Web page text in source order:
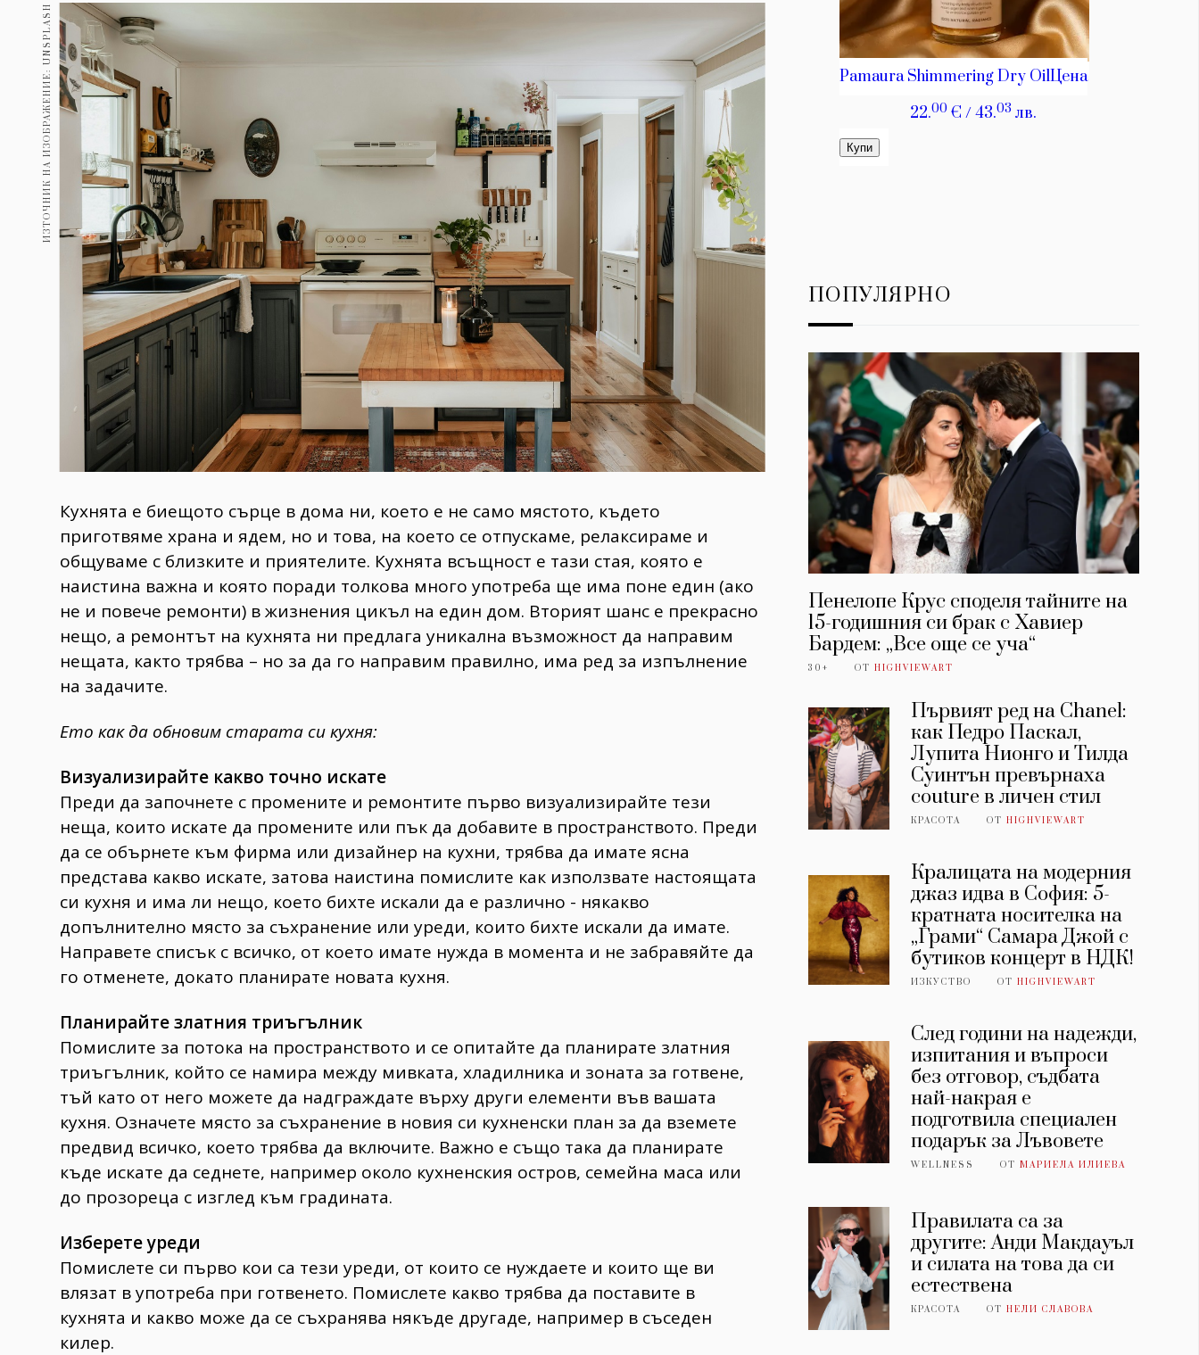
Пътувай 237
Здраве 389
Gentlemen
Wellness 1815
ПОСЛЕДВАЙТЕ
ИЗТОЧНИК НА ИЗОБРАЖЕНИЕ: UNSPLASH
Кухнята е биещото сърце в дома ни, което е не само мястото, където
приготвяме храна и ядем, но и това, на което се отпускаме, релаксираме и
общуваме с близките и приятелите. Кухнята всъщност е тази стая, която е
наистина важна и която поради толкова много употреба ще има поне един (ако
не и повече ремонти) в жизнения цикъл на един дом. Вторият шанс е прекрасно
нещо, а ремонтът на кухнята ни предлага уникална възможност да направим
нещата, както трябва – но за да го направим правилно, има ред за изпълнение
на задачите.
Ето как да обновим старата си кухня:
Визуализирайте какво точно искате
Преди да започнете с промените и ремонтите първо визуализирайте тези
неща, които искате да промените или пък да добавите в пространството. Преди
да се обърнете към фирма или дизайнер на кухни, трябва да имате ясна
представа какво искате, затова наистина помислите как използвате настоящата
си кухня и има ли нещо, което бихте искали да е различно - някакво
допълнително място за съхранение или уреди, които бихте искали да имате.
Направете списък с всичко, от което имате нужда в момента и не забравяйте да
го отменете, докато планирате новата кухня.
Планирайте златния триъгълник
Помислите за потока на пространството и се опитайте да планирате златния
триъгълник, който се намира между мивката, хладилника и зоната за готвене,
тъй като от него можете да надграждате върху други елементи във вашата
кухня. Означете място за съхранение в новия си кухненски план за да вземете
предвид всичко, което трябва да включите. Важно е също така да планирате
къде искате да седнете, например около кухненския остров, семейна маса или
до прозореца с изглед към градината.
Изберете уреди
Помислете си първо кои са тези уреди, от които се нуждаете и които ще ви
влязат в употреба при готвенето. Помислете какво трябва да поставите в
кухнята и какво може да се съхранява някъде другаде, например в съседен
килер.
ПОПУЛЯРНО
Пенелопе Крус споделя тайните на
15-годишния си брак с Хавиер
Бардем: „Все още се уча“
30+ ОТ HIGHVIEWART
Първият ред на Chanel:
как Педро Паскал,
Лупита Нионго и Тилда
Суинтън превърнаха
couture в личен стил
КРАСОТА ОТHIGHVIEWART
Кралицата на модерния
джаз идва в София: 5-
кратната носителка на
„Грами“ Самара Джой с
бутиков концерт в НДК!
ИЗКУСТВО ОТHIGHVIEWART
След години на надежди,
изпитания и въпроси
без отговор, съдбата
най-накрая е
подготвила специален
подарък за Лъвовете
WELLNESS ОТМАРИЕЛА ИЛИЕВА
Правилата са за
другите: Анди Макдауъл
и силата на това да си
естествена
КРАСОТА ОТНЕЛИ СЛАВОВА